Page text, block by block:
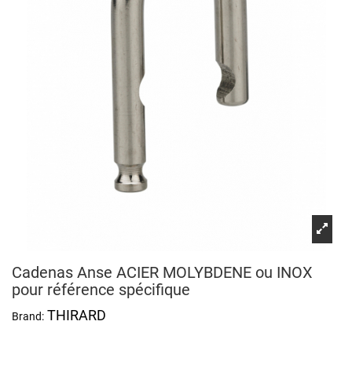
Cadenas Anse ACIER MOLYBDENE ou INOX
pour référence spécifique
Brand: THIRARD